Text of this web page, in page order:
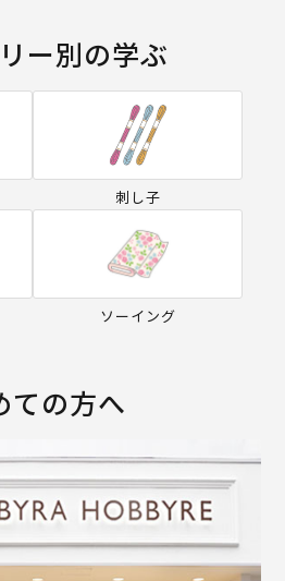
ー別の学ぶ
刺し子
ソーイング
ての方へ